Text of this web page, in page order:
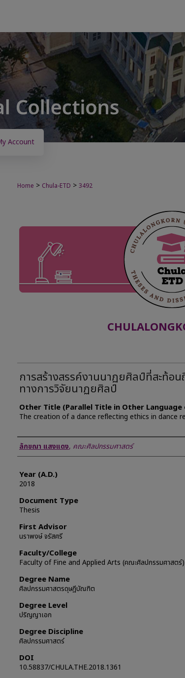
Account
Home > Chula-ETD > 3492
การสร้างสรรค์งานนาฏยศิลป์ที่สะท้อน
ทางการวิจัยนาฏยศิลป์
Other Title (Parallel Title in Other Language
The creation of a dance reflecting ethics in dance
Author
ลักขณา แสงแดง, คณะศิลปกรรมศาสตร์
Year (A.D.)
2018
Document Type
Thesis
First Advisor
นราพงษ์ จรัสศรี
Faculty/College
Faculty of Fine and Applied Arts (คณะศิลปกรรมศาสตร์)
Degree Name
ศิลปกรรมศาสตรดุษฎีบัณฑิต
Degree Level
ปริญญาเอก
Degree Discipline
ศิลปกรรมศาสตร์
DOI
10.58837/CHULA.THE.2018.1361